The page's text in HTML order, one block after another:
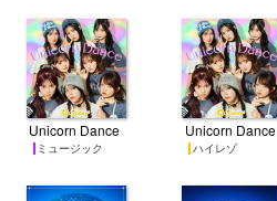
Unicorn Dance
ミュージック
Unicorn Dance
ハイレゾ